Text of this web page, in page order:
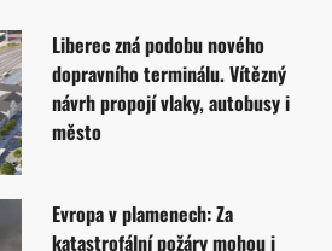
Liberec zná podobu nového
dopravního terminálu. Vítězný
návrh propojí vlaky, autobusy i
město
Evropa v plamenech: Za
katastrofální požáry mohou i